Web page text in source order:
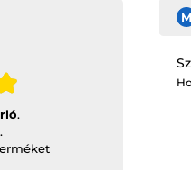
.
.
M